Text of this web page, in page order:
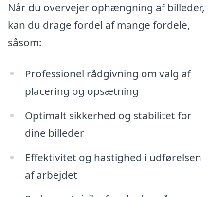
Når du overvejer ophængning af billeder,
kan du drage fordel af mange fordele,
såsom:
Professionel rådgivning om valg af
placering og opsætning
Optimalt sikkerhed og stabilitet for
dine billeder
Effektivitet og hastighed i udførelsen
af arbejdet